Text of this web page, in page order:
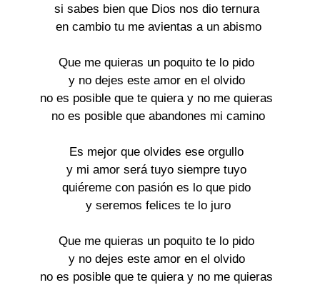
si sabes bien que Dios nos dio ternura
en cambio tu me avientas a un abismo
Que me quieras un poquito te lo pido
y no dejes este amor en el olvido
no es posible que te quiera y no me quieras
no es posible que abandones mi camino
Es mejor que olvides ese orgullo
y mi amor será tuyo siempre tuyo
quiéreme con pasión es lo que pido
y seremos felices te lo juro
Que me quieras un poquito te lo pido
y no dejes este amor en el olvido
no es posible que te quiera y no me quieras